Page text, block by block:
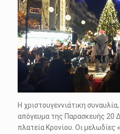
Η χριστουγεννιάτικη
απόγευμα της Παρασκευής 20
πλατεία Κρονίου. Οι μελωδίες